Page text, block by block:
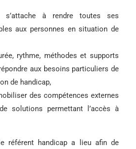
à rendre toutes ses
aux personnes en situation de
rythme, méthodes et supports
aux besoins particuliers de
de handicap,
des compétences externes
solutions permettant l’accès à
référent handicap a lieu afin de